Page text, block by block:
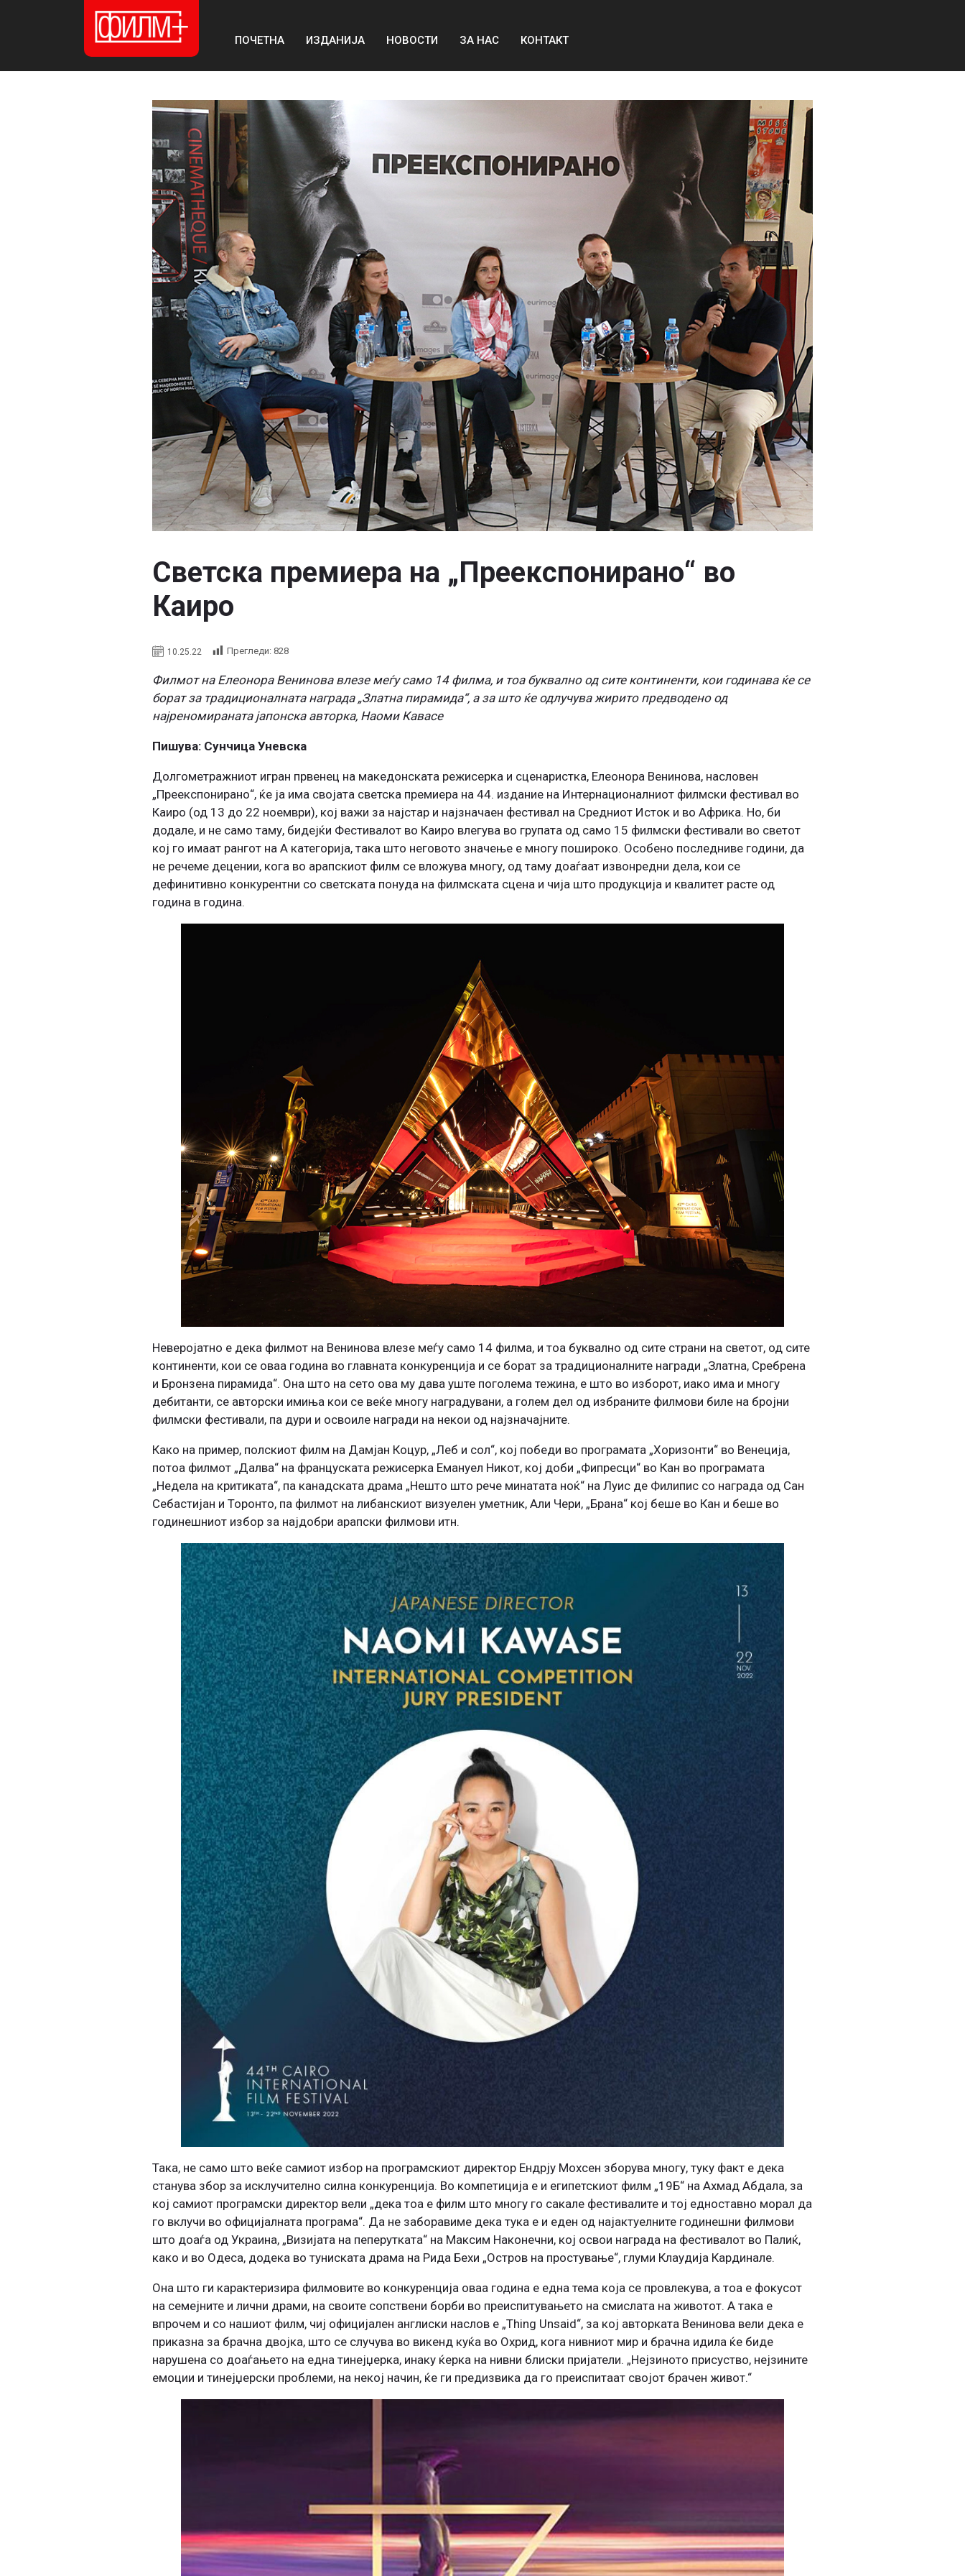
ПОЧЕТНА ИЗДАНИЈА НОВОСТИ ЗА НАС КОНТАКТ
Светска премиера на „Преекспонирано“ во
Каиро
10.25.22 Прегледи: 828
Филмот на Елеонора Венинова влезе меѓу само 14 филма, и тоа буквално од сите континенти, кои годинава ќе се
борат за традиционалната награда „Златна пирамида“, а за што ќе одлучува жирито предводено од
најреномираната јапонска авторка, Наоми Кавасе
Пишува: Сунчица Уневска
Долгометражниот игран првенец на македонската режисерка и сценаристка, Елеонора Венинова, насловен
„Преекспонирано“, ќе ја има својата светска премиера на 44. издание на Интернационалниот филмски фестивал во
Каиро (од 13 до 22 ноември), кој важи за најстар и најзначаен фестивал на Средниот Исток и во Африка. Но, би
додале, и не само таму, бидејќи Фестивалот во Каиро влегува во групата од само 15 филмски фестивали во светот
кој го имаат рангот на А категорија, така што неговото значење е многу пошироко. Особено последниве години, да
не речеме децении, кога во арапскиот филм се вложува многу, од таму доаѓаат извонредни дела, кои се
дефинитивно конкурентни со светската понуда на филмската сцена и чија што продукција и квалитет расте од
година в година.
Неверојатно е дека филмот на Венинова влезе меѓу само 14 филма, и тоа буквално од сите страни на светот, од сите
континенти, кои се оваа година во главната конкуренција и се борат за традиционалните награди „Златна, Сребрена
и Бронзена пирамида“. Она што на сето ова му дава уште поголема тежина, е што во изборот, иако има и многу
дебитанти, се авторски имиња кои се веќе многу наградувани, а голем дел од избраните филмови биле на бројни
филмски фестивали, па дури и освоиле награди на некои од најзначајните.
Како на пример, полскиот филм на Дамјан Коцур, „Леб и сол“, кој победи во програмата „Хоризонти“ во Венеција,
потоа филмот „Далва“ на француската режисерка Емануел Никот, кој доби „Фипресци“ во Кан во програмата
„Недела на критиката“, па канадската драма „Нешто што рече минатата ноќ“ на Луис де Филипис со награда од Сан
Себастијан и Торонто, па филмот на либанскиот визуелен уметник, Али Чери, „Брана“ кој беше во Кан и беше во
годинешниот избор за најдобри арапски филмови итн.
Така, не само што веќе самиот избор на програмскиот директор Ендрју Мохсен зборува многу, туку факт е дека
станува збор за исклучително силна конкуренција. Во компетиција е и египетскиот филм „19Б“ на Ахмад Абдала, за
кој самиот програмски директор вели „дека тоа е филм што многу го сакале фестивалите и тој едноставно морал да
го вклучи во официјалната програма“. Да не заборавиме дека тука е и еден од најактуелните годинешни филмови
што доаѓа од Украина, „Визијата на пеперутката“ на Максим Наконечни, кој освои награда на фестивалот во Палиќ,
како и во Одеса, додека во туниската драма на Рида Бехи „Остров на простување“, глуми Клаудија Кардинале.
Она што ги карактеризира филмовите во конкуренција оваа година е една тема која се провлекува, а тоа е фокусот
на семејните и лични драми, на своите сопствени борби во преиспитувањето на смислата на животот. А така е
впрочем и со нашиот филм, чиј официјален англиски наслов е „Thing Unsaid“, за кој авторката Венинова вели дека е
приказна за брачна двојка, што се случува во викенд куќа во Охрид, кога нивниот мир и брачна идила ќе биде
нарушена со доаѓањето на една тинејџерка, инаку ќерка на нивни блиски пријатели. „Нејзиното присуство, нејзините
емоции и тинејџерски проблеми, на некој начин, ќе ги предизвика да го преиспитаат својот брачен живот.“